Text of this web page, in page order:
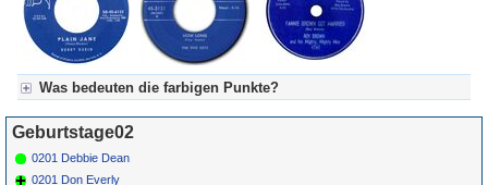
Was bedeuten die farbigen Punkte?
Für Axel's Tageskalender:
Grün = Kurzgeschichte
Grün! = fachlich bestimmt spannend, nicht verpassen!
Grün+ = Stundenbeitrag
Geburtstage02
0201 Debbie Dean
0201 Don Everly